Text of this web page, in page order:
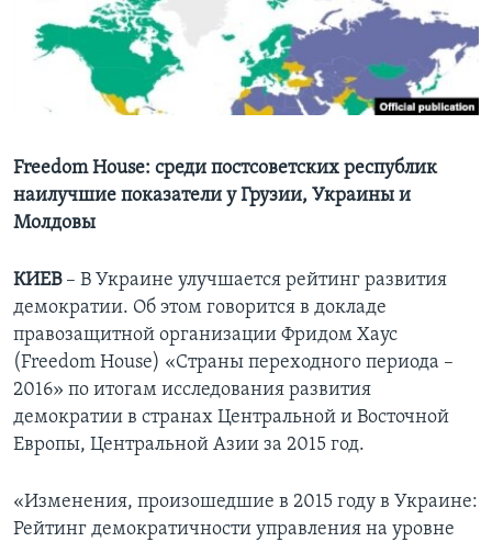
Learning English
СОЦИАЛЬНЫЕ СЕТИ
Языки
Freedom House: среди постсоветских республик
наилучшие показатели у Грузии, Украины и
Молдовы
КИЕВ– В Украине улучшается рейтинг развития
демократии. Об этом говорится в докладе
правозащитной организации Фридом Хаус
(Freedom House) «Страны переходного периода –
2016» по итогам исследования развития
демократии в странах Центральной и Восточной
Европы, Центральной Азии за 2015 год.
«Изменения, произошедшие в 2015 году в Украине:
Рейтинг демократичности управления на уровне